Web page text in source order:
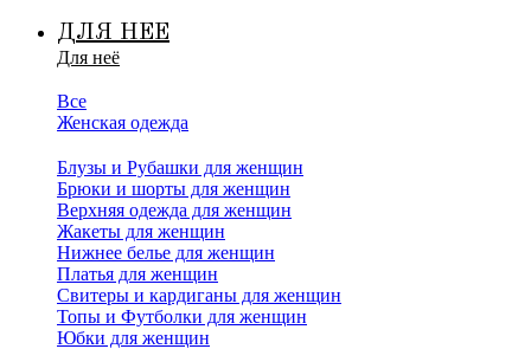
ДЛЯ НЕЕ
Для неё
Все
Женская одежда
Блузы и Рубашки для женщин
Брюки и шорты для женщин
Верхняя одежда для женщин
Жакеты для женщин
Нижнее белье для женщин
Платья для женщин
Свитеры и кардиганы для женщин
Топы и Футболки для женщин
Юбки для женщин